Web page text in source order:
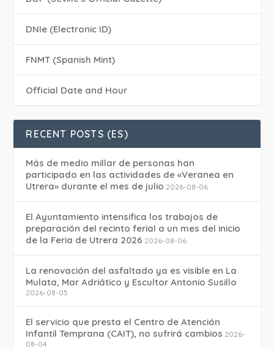
DNIe (Electronic ID)
FNMT (Spanish Mint)
Official Date and Hour
RECENT POSTS (ES)
Más de medio millar de personas han
participado en las actividades de «Veranea en
Utrera» durante el mes de julio 2026-08-06
El Ayuntamiento intensifica los trabajos de
preparación del recinto ferial a un mes del inicio
de la Feria de Utrera 2026 2026-08-06
La renovación del asfaltado ya es visible en La
Mulata, Mar Adriático y Escultor Antonio Susillo
2026-08-05
El servicio que presta el Centro de Atención
Infantil Temprana (CAIT), no sufrirá cambios 2026-
08-04